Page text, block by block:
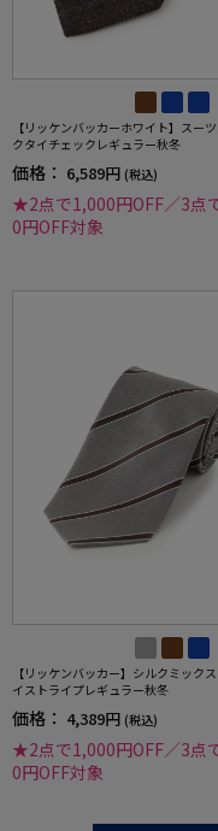
【リッケンバッカーホワイト】スー
クタイチェックレギュラー秋冬
価格： 6,589円 (税込)
★2点で1,000円OFF／3点
0円OFF対象
【リッケンバッカー】シルクミック
イストライプレギュラー秋冬
価格： 4,389円 (税込)
★2点で1,000円OFF／3点
0円OFF対象